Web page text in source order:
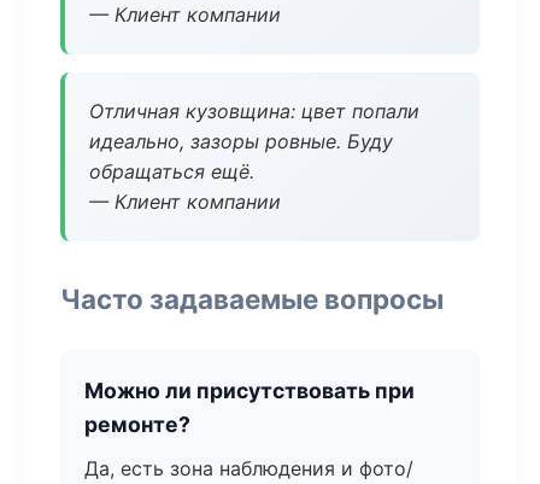
— Клиент компании
Отличная кузовщина: цвет попали
идеально, зазоры ровные. Буду
обращаться ещё.
— Клиент компании
Часто задаваемые вопросы
Можно ли присутствовать при
ремонте?
Да, есть зона наблюдения и фото/